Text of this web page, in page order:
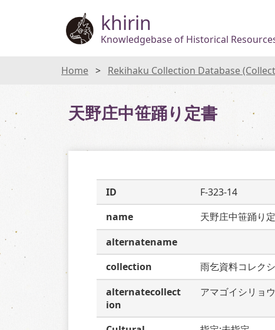
khirin
Knowledgebase of Historical
Home Rekihaku Collection Database
天野庄中笹踊り定書
ID
F-323-14
name
天野庄中笹踊り
alternatename
collection
雨乞資料コレク
alternatecollect
ion
アマゴイシリョ